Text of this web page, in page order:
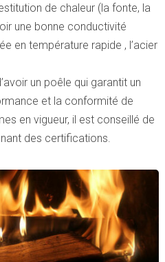
de chaleur (la fonte, la
une bonne conductivité
en température rapide , l’acier
un poêle qui garantit un
et la conformité de
en vigueur, il est conseillé de
des certifications.